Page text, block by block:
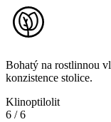
Bohatý na rostlinnou
konzistence stolice.
Klinoptilolit
6 /6